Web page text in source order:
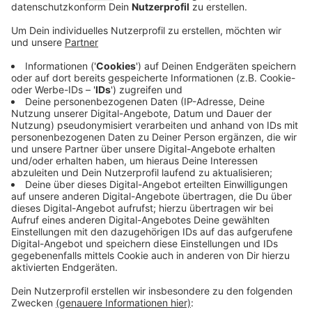
Anzeige
Beide waren mit der britischen Virusvariante infiziert.
Über Vorerkrankungen ist nach Angaben der Stadt in
beiden Fällen nichts bekannt. Damit sind in Krefeld
insgesamt 171 Menschen im Zusammenhang mit
Corona verstorben. Dagegen geht die Zahl der Corona-
Infizierten in der Stadt weiter runter. Aktuell gelten
knapp 360 Menschen als infiziert. Das sind etwa 50
weniger als am Vortag. Laut Robert-Koch-Institut
liegt 7-Tage-Inzidenz bei 103,8. Im Kreis Viersen ist
die Entwicklung der Lage ähnlich. Hier sind zurzeit 415
Menschen an Corona erkrankt. Die Inzidenz liegt jetzt
bei 66.
Anzeige